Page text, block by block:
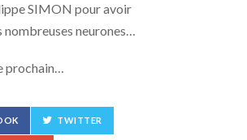
SIMON pour avoir
nombreuses neurones…
prochain…
TWITTER